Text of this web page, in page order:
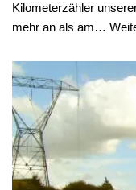
Kilometerzähler
mehr an als am…